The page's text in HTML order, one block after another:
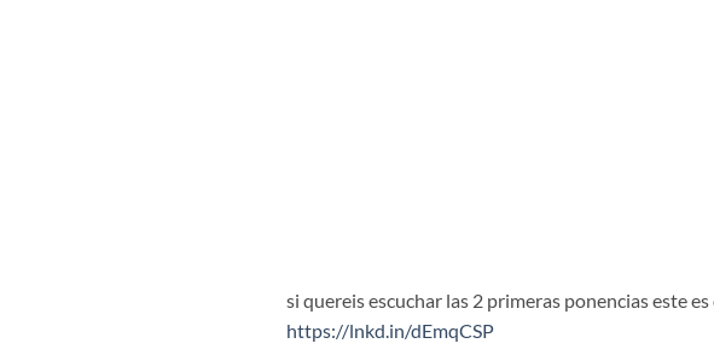
si quereis escuchar las 2 primeras ponencias este es
https://lnkd.in/dEmqCSP